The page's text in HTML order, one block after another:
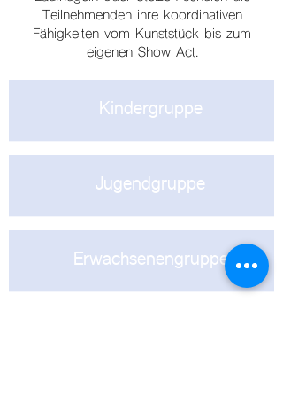
Teilnehmenden ihre koordinativen
Fähigkeiten vom Kunststück bis zum
eigenen Show Act.
Kindergruppe
Jugendgruppe
Erwachsenengruppe